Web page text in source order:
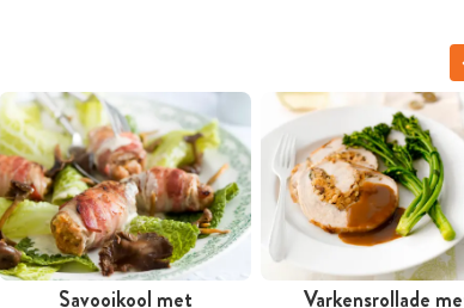
Savooikool met
Varkensrollade